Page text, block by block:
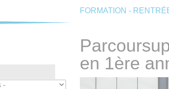
FORMATION -
en 1ère